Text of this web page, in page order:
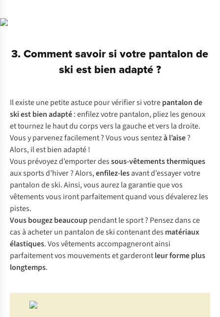
3. Comment savoir si votre pantalon de
ski est bien adapté ?
Il existe une petite astuce pour vérifier si votrepantalon de
ski est bien adapté: enfilez votre pantalon, pliez les genoux
et tournez le haut du corps vers la gauche et vers la droite.
Vous y parvenez facilement ? Vous vous sentezà l’aise?
Alors, il est bien adapté !
Vous prévoyez d’emporter dessous-vêtements thermiques
aux sports d’hiver ? Alors,enfilez-lesavant d’essayer votre
pantalon de ski. Ainsi, vous aurez la garantie que vos
vêtements vous iront parfaitement quand vous dévalerez les
pistes.
Vous bougez beaucouppendant le sport ? Pensez dans ce
cas à acheter un pantalon de ski contenant des matériaux
élastiques. Vos vêtements accompagneront ainsi
parfaitement vos mouvements et garderontleur forme plus
longtemps.